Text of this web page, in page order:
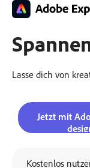
Erstellen.
Bearbeiten
Unternehmen
Abo-Optionen.
Lasse dich von
Jetzt mit
Kostenlos